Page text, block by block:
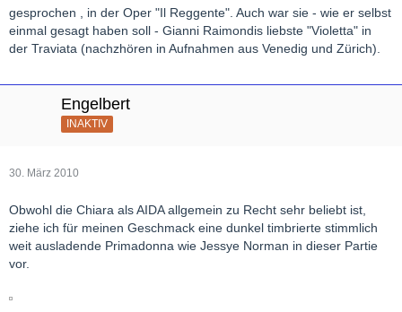
gesprochen , in der Oper "Il Reggente". Auch war sie - wie er selbst
einmal gesagt haben soll - Gianni Raimondis liebste "Violetta" in
der Traviata (nachzhören in Aufnahmen aus Venedig und Zürich).
Engelbert
INAKTIV
30. März 2010
Obwohl die Chiara als AIDA allgemein zu Recht sehr beliebt ist,
ziehe ich für meinen Geschmack eine dunkel timbrierte stimmlich
weit ausladende Primadonna wie Jessye Norman in dieser Partie
vor.